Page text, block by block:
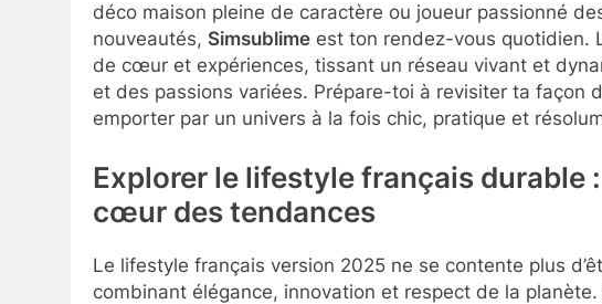
déco maison pleine de caractère ou joueur passionné
nouveautés, Simsublime est ton rendez-vous quotidien.
de cœur et expériences, tissant un réseau vivant et
et des passions variées. Prépare-toi à revisiter ta façon
emporter par un univers à la fois chic, pratique et
Explorer le lifestyle français durable
cœur des tendances
Le lifestyle français version 2025 ne se contente plus
combinant élégance, innovation et respect de la planète.